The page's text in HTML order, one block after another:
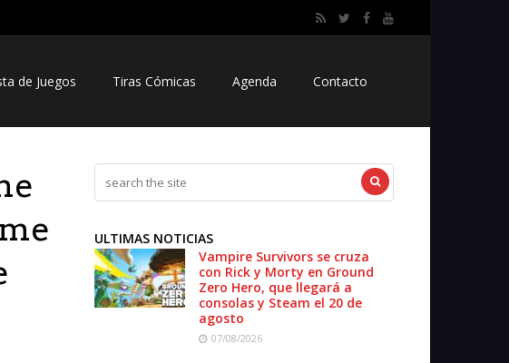
de Juegos Tiras Cómicas Agenda Contacto
ULTIMAS NOTICIAS
Vampire Survivors se cruza
con Rick y Morty en Ground
Zero Hero, que llegará a
consolas y Steam el 20 de
agosto
07/08/2026